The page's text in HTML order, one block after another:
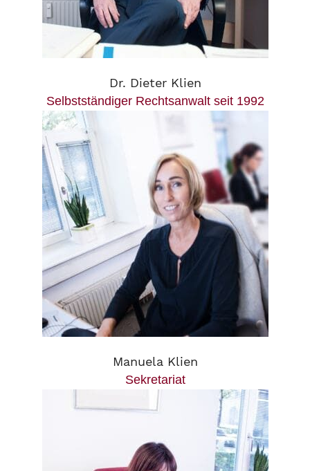
Dr. Dieter Klien
Selbstständiger Rechtsanwalt seit 1992
Manuela Klien
Sekretariat